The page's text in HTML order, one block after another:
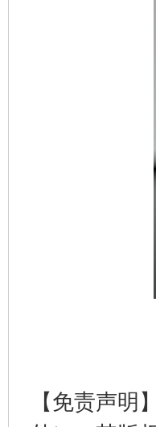
【免责声